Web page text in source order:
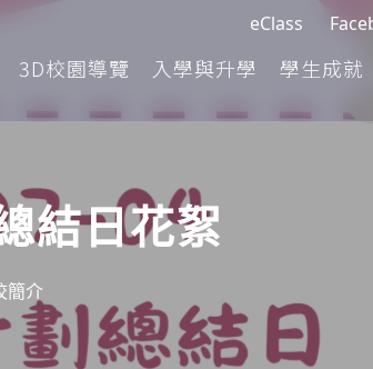
eClass
3D校園導覽 入學與升學 學生成就
結日花絮
簡介